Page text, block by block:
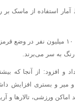
و افزود: از آنجا که
میر و بستری افزایش